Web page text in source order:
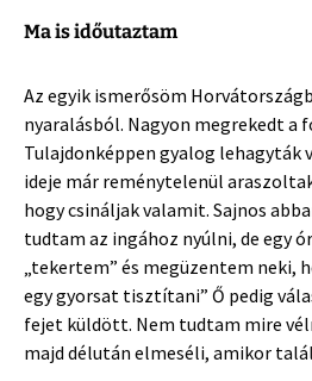
Ma is időutaztam
Az egyik ismerősöm
nyaralásból. Nagyon megrekedt a
Tulajdonképpen gyalog lehagyták
ideje már reménytelenül
hogy csináljak valamit. Sajnos
tudtam az ingához nyúlni, de egy
„tekertem” és megüzentem neki,
egy gyorsat tisztítani” Ő pedig
fejet küldött. Nem tudtam mire
majd délután elmeséli, amikor